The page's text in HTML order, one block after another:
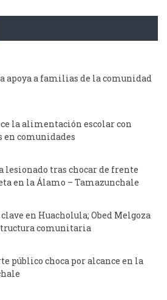
apoya a familias de la comunidad
la alimentación escolar con
en comunidades
tras chocar de frente
en la Álamo – Tamazunchale
en Huacholula; Obed Melgoza
comunitaria
público choca por alcance en la